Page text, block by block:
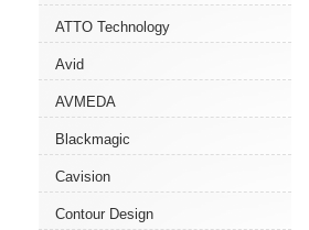
ATTO Technology
Avid
AVMEDA
Blackmagic
Cavision
Contour Design